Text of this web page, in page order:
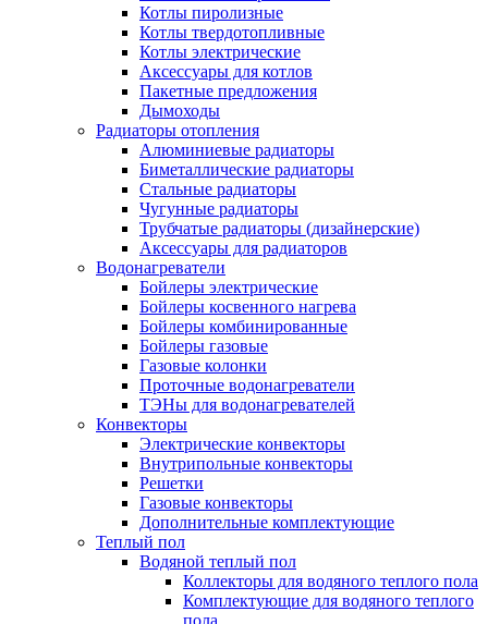
Котлы пиролизные
Котлы твердотопливные
Котлы электрические
Аксессуары для котлов
Пакетные предложения
Дымоходы
Радиаторы отопления
Алюминиевые радиаторы
Биметаллические радиаторы
Стальные радиаторы
Чугунные радиаторы
Трубчатые радиаторы (дизайнерские)
Аксессуары для радиаторов
Водонагреватели
Бойлеры электрические
Бойлеры косвенного нагрева
Бойлеры комбинированные
Бойлеры газовые
Газовые колонки
Проточные водонагреватели
ТЭНы для водонагревателей
Конвекторы
Электрические конвекторы
Внутрипольные конвекторы
Решетки
Газовые конвекторы
Дополнительные комплектующие
Теплый пол
Водяной теплый пол
Коллекторы для водяного теплого пола
Комплектующие для водяного теплого
пола